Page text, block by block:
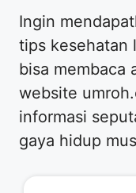
Ingin
tips kesehatan
bisa membaca
website
informasi
gaya hidup